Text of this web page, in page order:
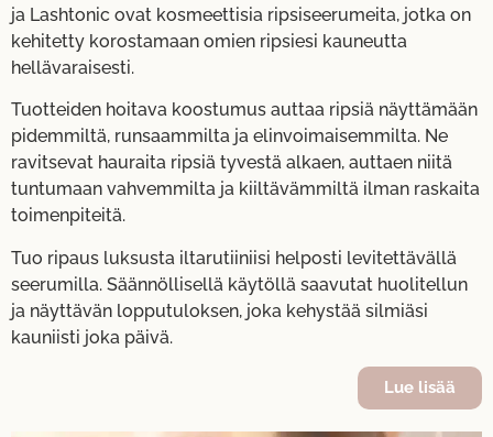
ja Lashtonic ovat kosmeettisia ripsiseerumeita, jotka on
kehitetty korostamaan omien ripsiesi kauneutta
hellävaraisesti.
Tuotteiden hoitava koostumus auttaa ripsiä näyttämään
pidemmiltä, runsaammilta ja elinvoimaisemmilta. Ne
ravitsevat hauraita ripsiä tyvestä alkaen, auttaen niitä
tuntumaan vahvemmilta ja kiiltävämmiltä ilman raskaita
toimenpiteitä.
Tuo ripaus luksusta iltarutiiniisi helposti levitettävällä
seerumilla. Säännöllisellä käytöllä saavutat huolitellun
ja näyttävän lopputuloksen, joka kehystää silmiäsi
kauniisti joka päivä.
Lue lisää